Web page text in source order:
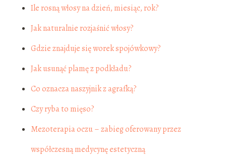
Ile rosną włosy na dzień, miesiąc, rok?
Jak naturalnie rozjaśnić włosy?
Gdzie znajduje się worek spojówkowy?
Jak usunąć plamę z podkładu?
Co oznacza naszyjnik z agrafką?
Czy ryba to mięso?
Mezoterapia oczu – zabieg oferowany przez
współczesną medycynę estetyczną